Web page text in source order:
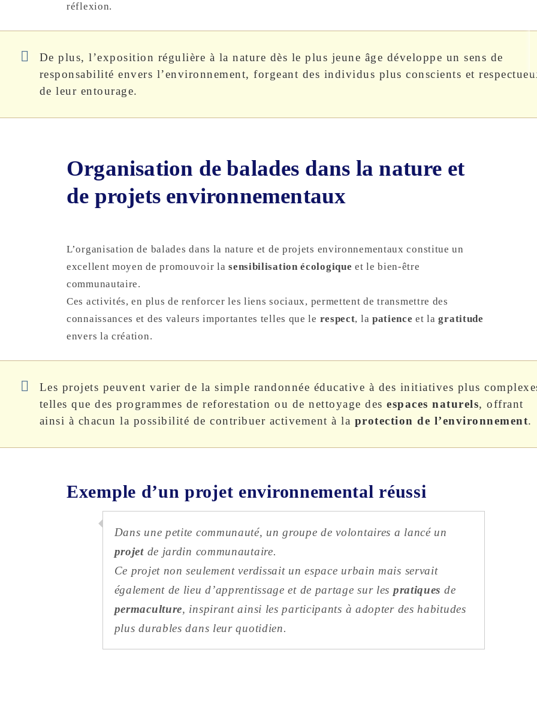
réflexion.
De plus, l’exposition régulière à la nature dès le plus jeune âge développe un sens de
responsabilité envers l’environnement, forgeant des individus plus conscients et
de leur entourage.
Organisation de balades dans la nature et
de projets environnementaux
L’organisation de balades dans la nature et de projets environnementaux constitue un
excellent moyen de promouvoir lasensibilisation écologique et le bien-être
communautaire.
Ces activités, en plus de renforcer les liens sociaux, permettent de transmettre des
connaissances et des valeurs importantes telles que le respect, la patience et lagratitude
envers la création.
Les projets peuvent varier de la simple randonnée éducative à des initiatives plus
telles que des programmes de reforestation ou de nettoyage des espaces naturels, offrant
ainsi à chacun la possibilité de contribuer activement à la protection de l’environnement.
Exemple d’un projet environnemental réussi
Dans une petite communauté, un groupe de volontaires a lancé un
projetde jardin communautaire.
Ce projet non seulement verdissait un espace urbain mais servait
également de lieu d’apprentissage et de partage sur les pratiques de
permaculture, inspirant ainsi les participants à adopter des habitudes
plus durables dans leur quotidien.